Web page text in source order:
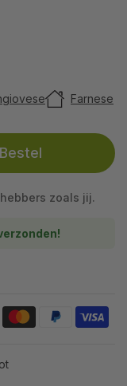
Farnese
Bestel
zoals jij.